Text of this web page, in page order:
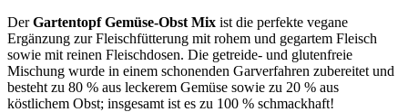
DerGartentopf Gemüse-Obst Mix ist die perfekte vegane
Ergänzung zur Fleischfütterung mit rohem und gegartem Fleisch
sowie mit reinen Fleischdosen. Die getreide- und glutenfreie
Mischung wurde in einem schonenden Garverfahren zubereitet und
besteht zu 80 % aus leckerem Gemüse sowie zu 20 % aus
köstlichem Obst; insgesamt ist es zu 100 % schmackhaft!